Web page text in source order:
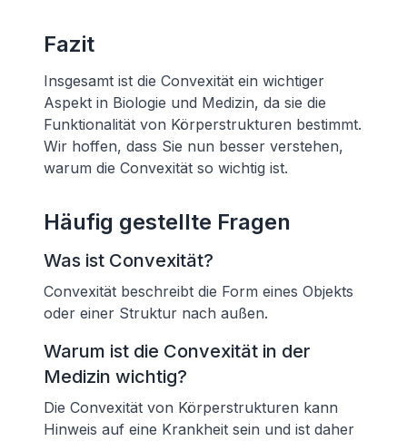
Fazit
Insgesamt ist die Convexität ein wichtiger
Aspekt in Biologie und Medizin, da sie die
Funktionalität von Körperstrukturen bestimmt.
Wir hoffen, dass Sie nun besser verstehen,
warum die Convexität so wichtig ist.
Häufig gestellte Fragen
Was ist Convexität?
Convexität beschreibt die Form eines Objekts
oder einer Struktur nach außen.
Warum ist die Convexität in der
Medizin wichtig?
Die Convexität von Körperstrukturen kann
Hinweis auf eine Krankheit sein und ist daher